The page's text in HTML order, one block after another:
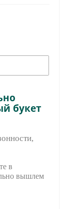
букет
в
вышлем